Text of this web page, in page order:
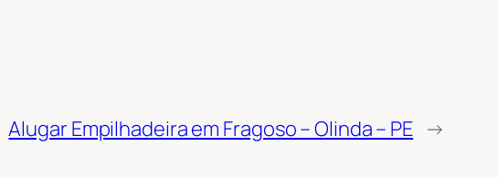
Alugar Empilhadeira em Fragoso – Olinda – PE →